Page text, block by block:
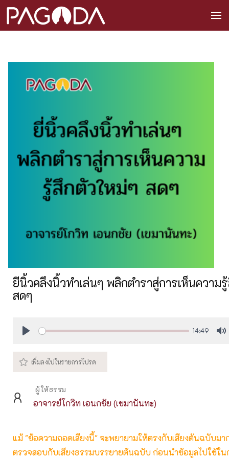
ยีนิ้วคลึงนิ้วทำเล่นๆ พลิกตำราสู่การเห็นความ
สดๆ
14:49
ผู้ให้ธรรม
อาจารย์โกวิท เอนกชัย (เขมานันทะ)
แม้ "ข้อความถอดเสียงนี้" จะพยายามให้ตรงกับเสียงต้นฉบับม
ตรวจสอบกับเสียงธรรมบรรยายต้นฉบับ ก่อนนำข้อมูลไปใช้ใน